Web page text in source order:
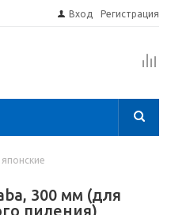
Вход Регистрация
300 мм (для
пиления)